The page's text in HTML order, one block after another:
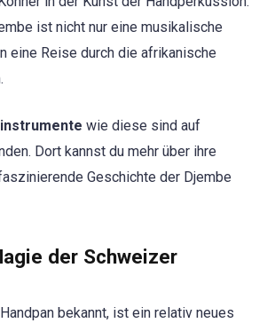
ist nicht nur eine musikalische
eine Reise durch die afrikanische
wie diese sind auf
Dort kannst du mehr über ihre
Geschichte der Djembe
der Schweizer
bekannt, ist ein relativ neues